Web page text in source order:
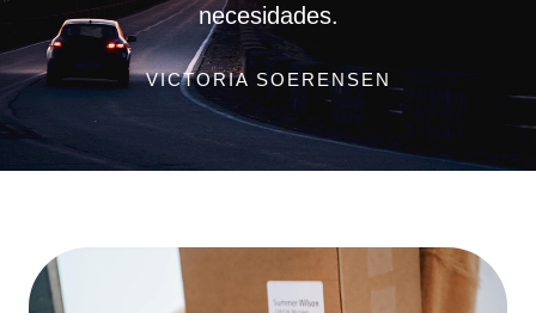
necesidades.
VICTORIA SOERENSEN